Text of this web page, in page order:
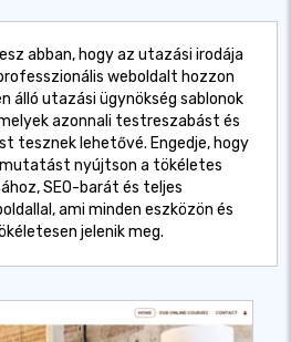
abban, hogy az utazási irodája
weboldalt hozzon
álló utazási ügynökség sablonok
azonnali testreszabást és
tesznek lehetővé. Engedje, hogy
nyújtson a tökéletes
SEO-barát és teljes
ami minden eszközön és
jelenik meg.